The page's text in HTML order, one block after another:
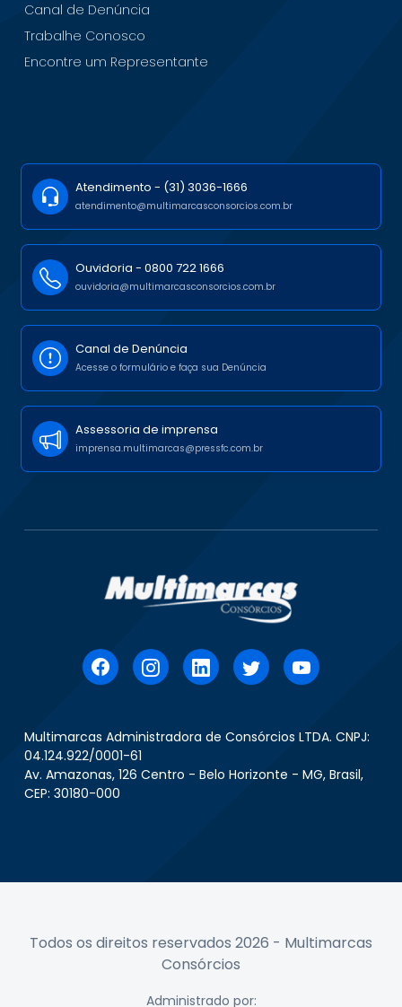
Canal de Denúncia
Trabalhe Conosco
Encontre um Representante
Atendimento - (31) 3036-1666
atendimento@multimarcasconsorcios.com.br
Ouvidoria - 0800 722 1666
ouvidoria@multimarcasconsorcios.com.br
Canal de Denúncia
Acesse o formulário e faça sua Denúncia
Assessoria de imprensa
imprensa.multimarcas@pressfc.com.br
Multimarcas Administradora de Consórcios LTDA. CNPJ:
04.124.922/0001-61
Av. Amazonas, 126 Centro - Belo Horizonte - MG, Brasil,
CEP: 30180-000
Todos os direitos reservados 2026 - Multimarcas
Consórcios
Administrado por: